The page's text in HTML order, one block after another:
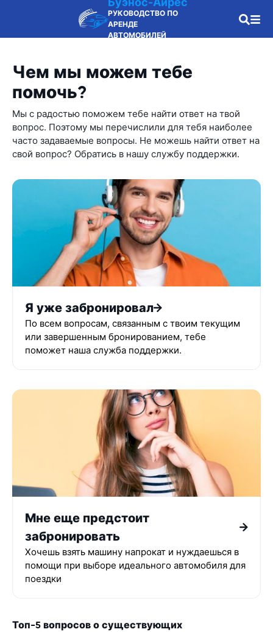
РУКОВОДСТВО ПО
АРЕНДЕ
АВТОМОБИЛЕЙ
Чем мы можем тебе
помочь?
Мы с радостью поможем тебе найти ответ на твой
вопрос. Поэтому мы перечислили для тебя наиболее
часто задаваемые вопросы. Не можешь найти ответ на
свой вопрос? Обратись в нашу службу поддержки.
Я уже забронировал
По всем вопросам, связанным с твоим текущим
или завершенным бронированием, тебе
поможет наша служба поддержки.
Мне еще предстоит
забронировать
Хочешь взять машину напрокат и нуждаешься в
помощи при выборе идеального автомобиля для
поездки
Топ-5 вопросов о существующих